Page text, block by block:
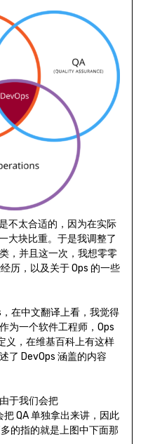
不太合适的，因为在实际
大块比重。于是我调整了
，并且这一次，我想零零
历，以及关于 Ops 的一些
在中文翻译上看，我觉得
为一个软件工程师，Ops
义，在维基百科上有这样
了 DevOps 涵盖的内容
于我们会把
QA 单独拿出来讲，因此
的指的就是上图中下面那